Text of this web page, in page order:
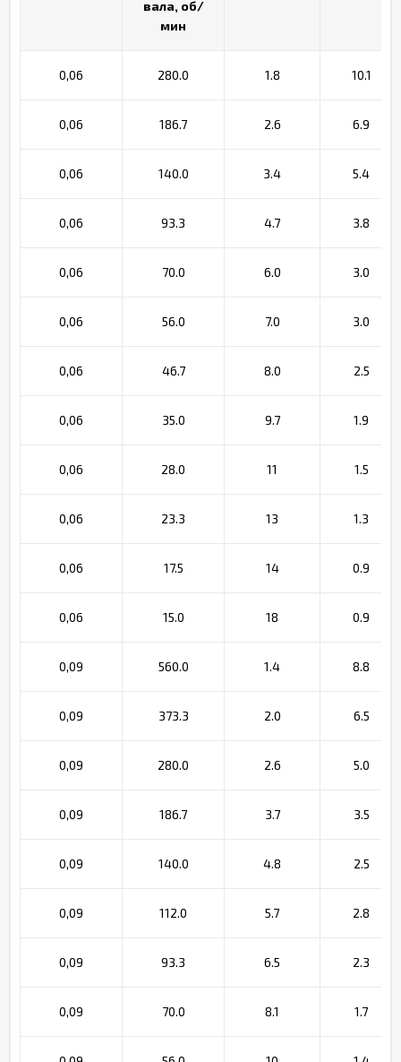
вала, об/
мин
0,06 280.0 1.8 10.1
0,06 186.7 2.6 6.9
0,06 140.0 3.4 5.4
0,06 93.3 4.7 3.8
0,06 70.0 6.0 3.0
0,06 56.0 7.0 3.0
0,06 46.7 8.0 2.5
0,06 35.0 9.7 1.9
0,06 28.0 11 1.5
0,06 23.3 13 1.3
0,06 17.5 14 0.9
0,06 15.0 18 0.9
0,09 560.0 1.4 8.8
0,09 373.3 2.0 6.5
0,09 280.0 2.6 5.0
0,09 186.7 3.7 3.5
0,09 140.0 4.8 2.5
0,09 112.0 5.7 2.8
0,09 93.3 6.5 2.3
0,09 70.0 8.1 1.7
вала, об/
мин